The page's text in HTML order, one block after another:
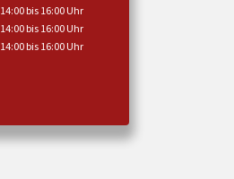
14:00 bis 16:00 Uhr
14:00 bis 16:00 Uhr
14:00 bis 16:00 Uhr